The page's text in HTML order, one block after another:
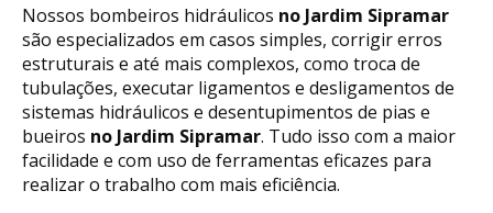
Nossos bombeiros hidráulicos no Jardim Sipramar
são especializados em casos simples, corrigir erros
estruturais e até mais complexos, como troca de
tubulações, executar ligamentos e desligamentos de
sistemas hidráulicos e desentupimentos de pias e
bueiros no Jardim Sipramar. Tudo isso com a maior
facilidade e com uso de ferramentas eficazes para
realizar o trabalho com mais eficiência.